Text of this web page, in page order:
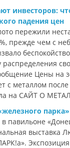
инвесторов:
падения цен
пережили
прежде чем с
Цены на
с металлом
на САЙТ О
парка»
павильоне
выставка